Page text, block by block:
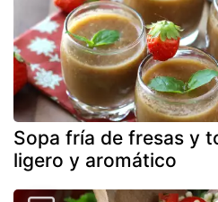
Sopa fría de fresas y
ligero y aromático